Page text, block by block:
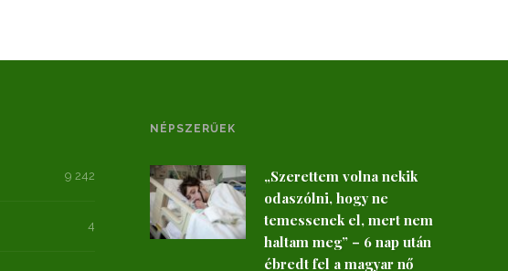
9 242
4
NÉPSZERŰEK
„Szerettem volna nekik
odaszólni, hogy ne
temessenek el, mert nem
haltam meg” – 6 nap után
ébredt fel a magyar nő